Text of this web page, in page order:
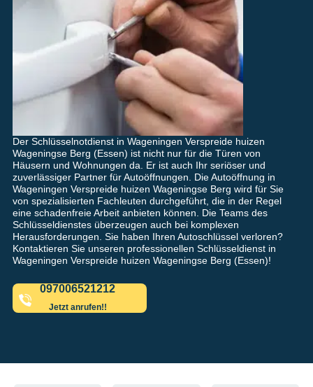
Der Schlüsselnotdienst in Wageningen Verspreide huizen
Wageningse Berg (Essen) ist nicht nur für die Türen von
Häusern und Wohnungen da. Er ist auch Ihr seriöser und
zuverlässiger Partner für Autoöffnungen. Die Autoöffnung in
Wageningen Verspreide huizen Wageningse Berg wird für Sie
von spezialisierten Fachleuten durchgeführt, die in der Regel
eine schadenfreie Arbeit anbieten können. Die Teams des
Schlüsseldienstes überzeugen auch bei komplexen
Herausforderungen. Sie haben Ihren Autoschlüssel verloren?
Kontaktieren Sie unseren professionellen Schlüsseldienst in
Wageningen Verspreide huizen Wageningse Berg (Essen)!
097006521212
Jetzt anrufen!!